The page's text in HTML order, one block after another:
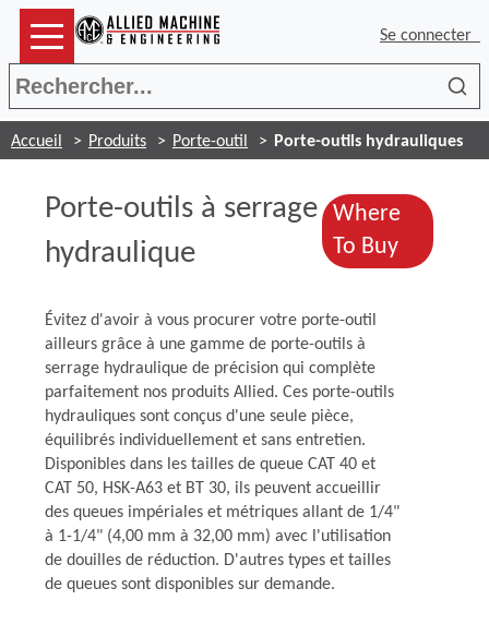
Se connecter
Accueil Produits Porte-outil Porte-outils hydrauliques
Porte-outils à serrage
hydraulique
Where
To Buy(Opens
Évitez d'avoir à vous procurer votre porte-outil
ailleurs grâce à une gamme de porte-outils à
serrage hydraulique de précision qui complète
parfaitement nos produits Allied. Ces porte-outils
hydrauliques sont conçus d'une seule pièce,
équilibrés individuellement et sans entretien.
Disponibles dans les tailles de queue CAT 40 et
CAT 50, HSK-A63 et BT 30, ils peuvent accueillir
des queues impériales et métriques allant de 1/4"
à 1-1/4" (4,00 mm à 32,00 mm) avec l'utilisation
de douilles de réduction. D'autres types et tailles
de queues sont disponibles sur demande.